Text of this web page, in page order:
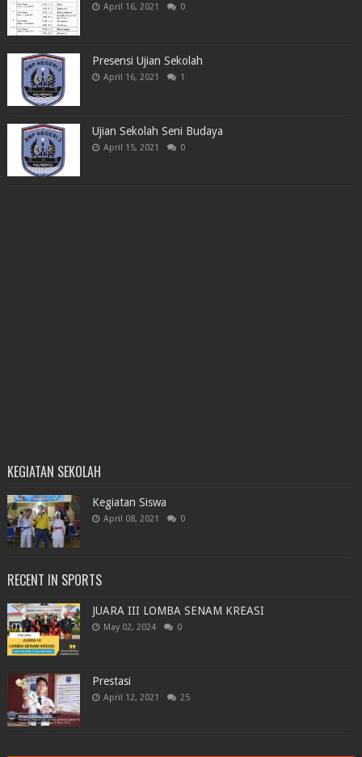
April 16, 2021 0
Presensi Ujian Sekolah
April 16, 2021 1
Ujian Sekolah Seni Budaya
April 15, 2021 0
KEGIATAN SEKOLAH
Kegiatan Siswa
April 08, 2021 0
RECENT IN SPORTS
JUARA III LOMBA SENAM KREASI
May 02, 2024 0
Prestasi
April 12, 2021 25